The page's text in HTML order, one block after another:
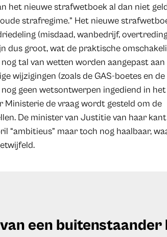
het nieuwe strafwetboek al dan niet
strafregime.” Het nieuwe
(misdaad, wanbedrijf,
dus groot, wat de praktische
tal van wetten worden aangepast
wijzigingen (zoals de GAS-boetes en de
geen wetsontwerpen ingediend in
Ministerie de vraag wordt gesteld om de
De minister van Justitie van haar
“ambitieus” maar toch nog haalbaar,
een buitenstaander